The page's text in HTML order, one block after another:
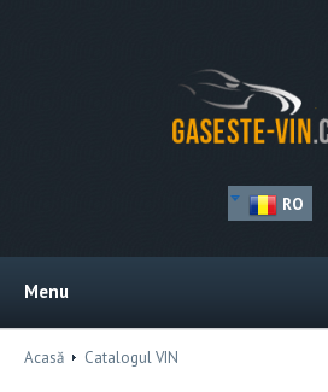
RO
Menu
Acasă Catalogul VIN